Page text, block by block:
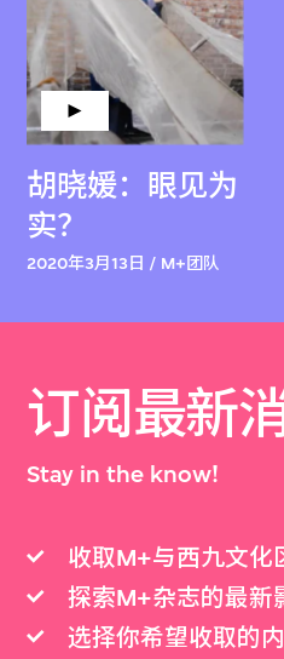
胡晓媛：眼见为
实？
2020年3月13日 / M+团队
订阅最新消
Stay in the know!
收取M+与西九文化
探索M+杂志的最新
选择你希望收取的